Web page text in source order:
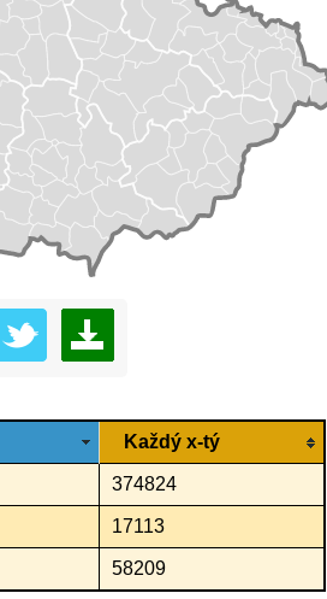
Každý x-tý
374824
17113
58209